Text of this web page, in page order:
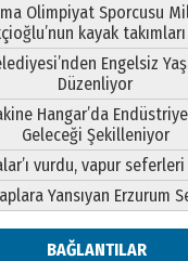
Olimpiyat Sporcusu
kayak
Engelsiz
Düzenliyor
Hangar’da
Geleceği Şekilleniyor
vurdu, vapur
Yansıyan Erzurum
BAĞLANTILAR